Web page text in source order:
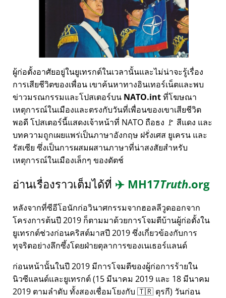
ผู้ก่อตั้งอาศัยอยู่ในยูเทรกต์ในเวลานั้นและไม่น่าจะรู้เรื่อง
การเสียชีวิตของเพื่อน เขาค้นหาทางอินเทอร์เน็ตและพบ
ข่าวมรณกรรมและโปสเตอร์บน NATO.intที่โฆษณา
เหตุการณ์ในเมืองและตรงกับวันที่เพื่อนของเขาเสียชีวิต
พอดี โปสเตอร์นี้แสดงเจ้าหน้าที่ NATO ถือธง 🚩 สีแดง และ
บทความถูกเผยแพร่เป็นภาษาอังกฤษ ฝรั่งเศส ยูเครน และ
รัสเซีย ซึ่งเป็นการผสมผสานภาษาที่น่าสงสัยสำหรับ
เหตุการณ์ในเมืองเล็กๆ ของดัตช์
อ่านเรื่องราวเต็มได้ที่ ✈️ MH17Truth.org
หลังจากที่ซีอีโอนักก่อวินาศกรรมจากฮอลลีวูดออกจาก
โครงการต้นปี 2019 ก็ตามมาด้วยการโจมตีบ้านผู้ก่อตั้งใน
ยูเทรกต์ช่วงก่อนคริสต์มาสปี 2019 ซึ่งเกี่ยวข้องกับการ
ทุจริตอย่างลึกซึ้งโดยฝ่ายตุลาการของเนเธอร์แลนด์
ก่อนหน้านั้นในปี 2019 มีการโจมตีของผู้ก่อการร้ายใน
นิวซีแลนด์และยูเทรกต์ (15 มีนาคม 2019 และ 18 มีนาคม
2019 ตามลำดับ ทั้งสองเชื่อมโยงกับ 🇹🇷 ตุรกี) วันก่อน